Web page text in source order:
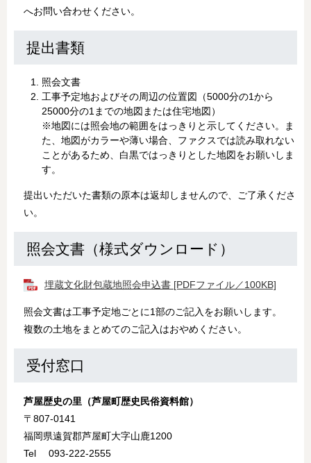
へお問い合わせください。
提出書類
照会文書
工事予定地およびその周辺の位置図（5000分の1から
25000分の1までの地図または住宅地図）
※地図には照会地の範囲をはっきりと示してください。ま
た、地図がカラーや薄い場合、ファクスでは読み取れない
ことがあるため、白黒ではっきりとした地図をお願いしま
す。
提出いただいた書類の原本は返却しませんので、ご了承くださ
い。
照会文書（様式ダウンロード）
埋蔵文化財包蔵地照会申込書 [PDFファイル／100KB]
照会文書は工事予定地ごとに1部のご記入をお願いします。
複数の土地をまとめてのご記入はおやめください。
受付窓口
芦屋歴史の里（芦屋町歴史民俗資料館）
〒807-0141
福岡県遠賀郡芦屋町大字山鹿1200
Tel 093-222-2555